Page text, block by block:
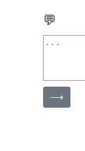
💬
⟶